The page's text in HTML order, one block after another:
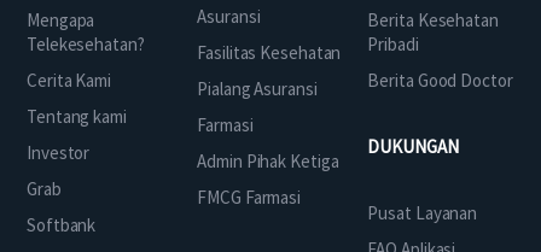
Mengapa
Telekesehatan?
Cerita Kami
Tentang kami
Investor
Grab
Softbank
Asuransi
Fasilitas Kesehatan
Pialang Asuransi
Farmasi
Admin Pihak Ketiga
FMCG Farmasi
Berita Kesehatan
Pribadi
Berita Good Doctor
DUKUNGAN
Pusat Layanan